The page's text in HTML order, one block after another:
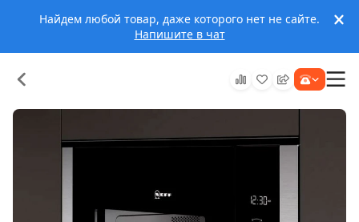
Найдем любой товар, даже которого нет не сайте.
Напишите в чат